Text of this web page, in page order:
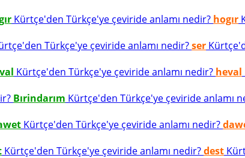
Kürtçe'den Türkçe'ye çeviride anlamı nedir? hogır
Türkçe'ye çeviride anlamı nedir?ser
Kürtçe'den Türkçe'ye çeviride anlamı nedir? heval
Bırindarım Kürtçe'den Türkçe'ye çeviride anlamı
Kürtçe'den Türkçe'ye çeviride anlamı nedir?
Kürtçe'den Türkçe'ye çeviride anlamı nedir?dest